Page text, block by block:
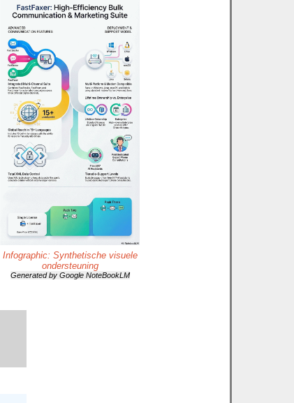
Infographic: Synthetische visuele
ondersteuning
Generated by Google NoteBookLM